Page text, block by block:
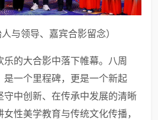
人与领导、嘉宾合影留念）
乐的大合影中落下帷幕。八周
是一个里程碑，更是一个新起
守中创新、在传承中发展的清晰
性美学教育与传统文化传播，